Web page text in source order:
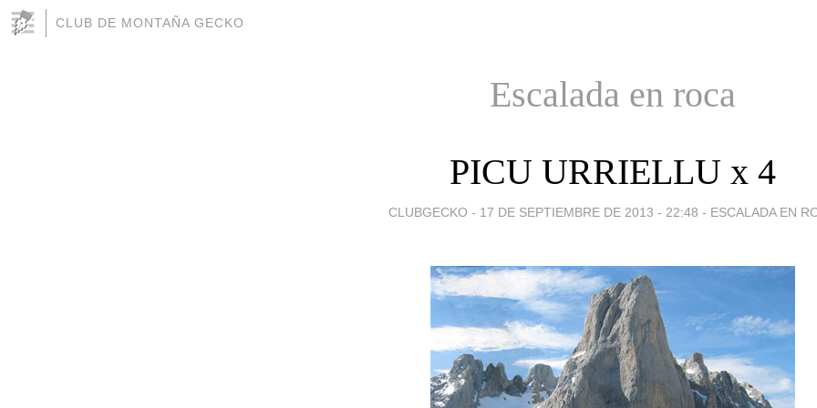
CLUB DE MONTAÑA GECKO
Escalada en roca
PICU URRIELLU x 4
CLUBGECKO - 17 DE SEPTIEMBRE DE 2013 - 22:48 - ESCALADA EN